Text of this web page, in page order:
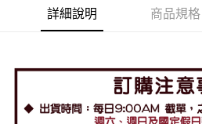
詳細說明 商品規格